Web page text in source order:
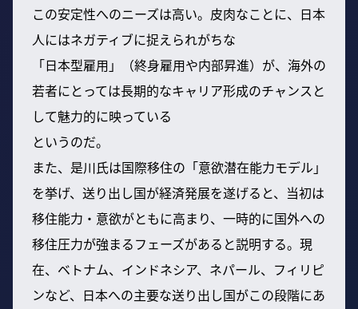
この安定性へのニーズは高い。皮肉なことに、日本
人にはネガティブに捉えられがちな
「日本型雇用」（終身雇用や内部昇進）が、海外の
若者にとっては長期的なキャリア形成のチャンスと
して魅力的に映っている
というのだ。
また、是川氏は国際移住の「意欲潜在能力モデル」
を挙げ、送り出し国が経済発展を遂げると、当初は
移住能力・意欲がともに高まり、一時的に国外への
移住圧力が強まるフェーズがあると説明する。現
在、ベトナム、インドネシア、ネパール、フィリピ
ンなど、日本への主要な送り出し国がこの段階にあ